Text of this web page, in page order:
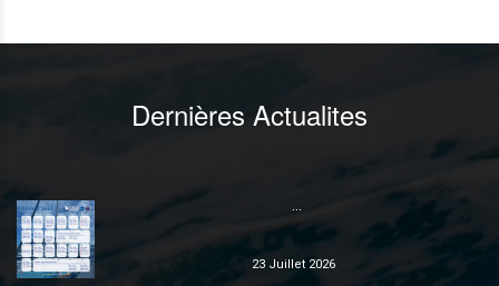
Dernières Actualites
23 Juillet 2026